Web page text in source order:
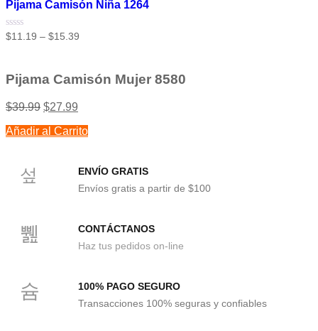
Pijama Camisón Niña 1264
Valorado
5
$11.19 – $15.39
Pijama Camisón Mujer 8580
$39.99 $27.99
Añadir al Carrito
ENVÍO GRATIS
Envíos gratis a partir de $100
CONTÁCTANOS
Haz tus pedidos on-line
100% PAGO SEGURO
Transacciones 100% seguras y confiables